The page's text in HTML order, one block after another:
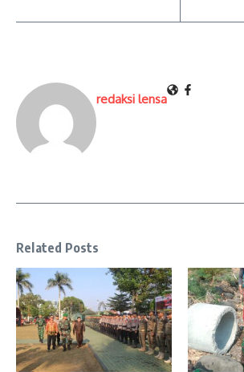
redaksi lensa
Related Posts